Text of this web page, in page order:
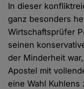
In dieser
ganz besonders
Wirtschaftsprüfer
seinen
der Minderheit
Apostel mit
eine Wahl